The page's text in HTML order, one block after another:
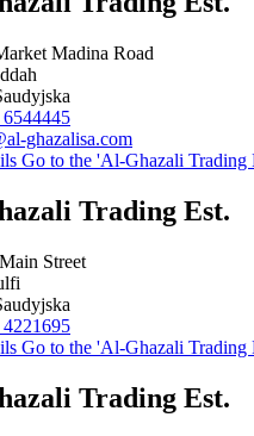
Madina Road
ghazalisa.com
Go to the 'Al-Ghazali Trading
Trading Est.
Street
Go to the 'Al-Ghazali Trading
Trading Est.